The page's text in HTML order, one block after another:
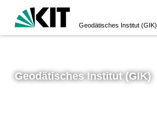
Geodätisches Institut (GIK)
Geodätisches Institut (GIK)